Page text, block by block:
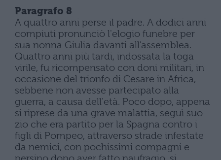
Paragrafo 8
A quattro anni perse il padre. A dodici anni
compiuti pronunciò l'elogio funebre per
sua nonna Giulia davanti all'assemblea.
Quattro anni più tardi, indossata la toga
virile, fu ricompensato con doni militari, in
occasione del trionfo di Cesare in Africa,
sebbene non avesse partecipato alla
guerra, a causa dell'età. Poco dopo, appena
si riprese da una grave malattia, seguì suo
zio che era partito per la Spagna contro i
figli di Pompeo, attraverso strade infestate
da nemici, con pochissimi compagni e